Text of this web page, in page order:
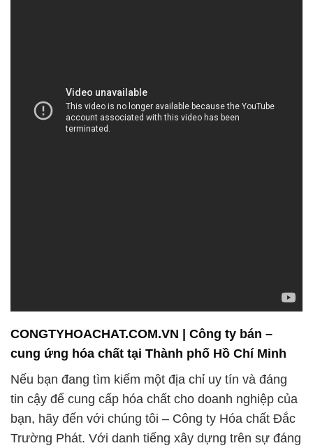
CONGTYHOACHAT.COM.VN | Công ty bán –
cung ứng hóa chất tại Thành phố Hồ Chí Minh
Nếu bạn đang tìm kiếm một địa chỉ uy tín và đáng
tin cậy để cung cấp hóa chất cho doanh nghiệp của
bạn, hãy đến với chúng tôi – Công ty Hóa chất Đắc
Trường Phát. Với danh tiếng xây dựng trên sự đáng